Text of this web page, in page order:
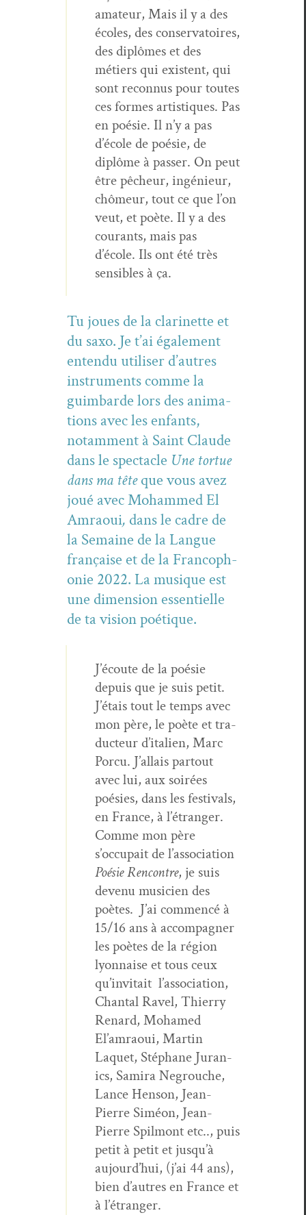
ama­teur, Mais il y a des
écoles, des con­ser­va­toires,
des diplômes et des
métiers qui exis­tent, qui
sont recon­nus pour toutes
ces formes artis­tiques. Pas
en poésie. Il n’y a pas
d’école de poésie, de
diplôme à pass­er. On peut
être pêcheur, ingénieur,
chômeur, tout ce que l’on
veut, et poète. Il y a des
courants, mais pas
d’école. Ils ont été très
sen­si­bles à ça.
Tu joues de la clar­inette et
du saxo. Je t’ai égale­ment
enten­du utilis­er d’autres
instru­ments comme la
guim­barde lors des ani­ma­
tions avec les enfants,
notam­ment à Saint Claude
dans le spec­ta­cle Une tortue
dans ma têteque vous avez
joué avec Mohammed El
Amraoui, dans le cadre de
la Semaine de la Langue
française et de la Fran­coph­
o­nie 2022. La musique est
une dimen­sion essen­tielle
de ta vision poétique.
J’écoute de la poésie
depuis que je suis petit.
J’étais tout le temps avec
mon père, le poète et tra­
duc­teur d’italien, Marc
Por­cu. J’allais partout
avec lui, aux soirées
poésies, dans les fes­ti­vals,
en France, à l’étranger.
Comme mon père
s’occupait de l’association
Poésie Ren­con­tre, je suis
devenu musi­cien des
poètes. J’ai com­mencé à
15/16 ans à accom­pa­g­n­er
les poètes de la région
lyon­naise et tous ceux
qu’invitait l’association,
Chan­tal Rav­el, Thier­ry
Renard, Mohamed
El’am­raoui, Mar­tin
Laquet, Stéphane Juran­
ics, Sami­ra Negrouche,
Lance Hen­son, Jean-
Pierre Siméon, Jean-
Pierre Spilmont etc.., puis
petit à petit et jusqu’à
aujourd’hui, (j’ai 44 ans),
bien d’autres en France et
à l’étranger.